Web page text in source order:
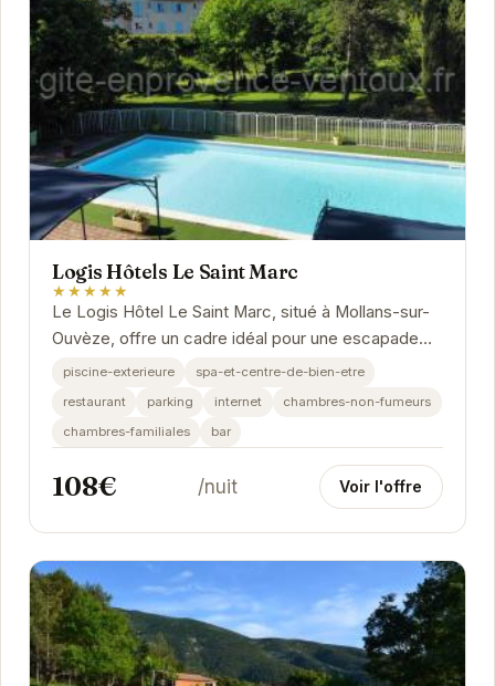
Logis Hôtels Le Saint Marc
★★★★★
Le Logis Hôtel Le Saint Marc, situé à Mollans-sur-
Ouvèze, offre un cadre idéal pour une escapade
provençale.
piscine-exterieure
spa-et-centre-de-bien-etre
restaurant
parking internet
chambres-non-fumeurs
chambres-familiales
bar
108€ /nuit Voir l'offre